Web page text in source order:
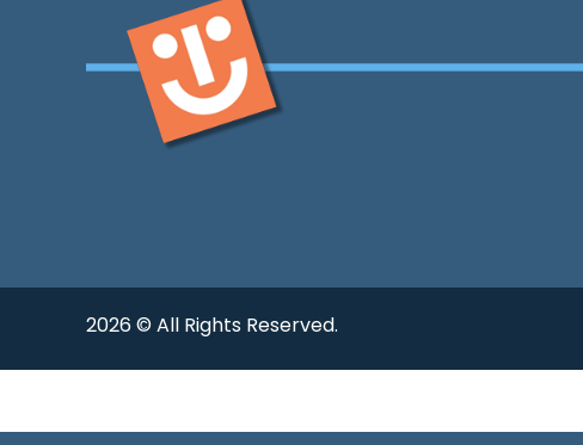
2026 © All Rights Reserved.